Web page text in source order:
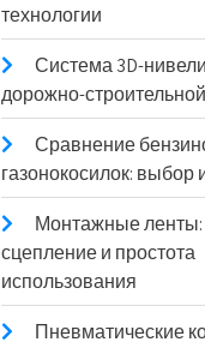
технологии
Система 3D-
дорожно-
Сравнение
газонокосилок: выбор
Монтажные ленты:
сцепление и простота
использования
Пневматические